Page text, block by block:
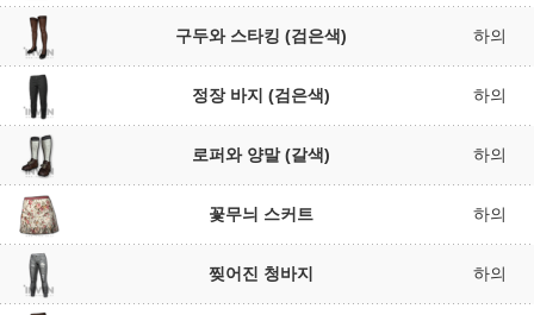
구두와 스타킹 (검은색) 하의
정장 바지 (검은색) 하의
로퍼와 양말 (갈색) 하의
꽃무늬 스커트 하의
찢어진 청바지 하의